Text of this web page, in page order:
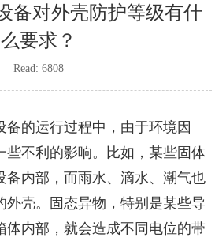
备对外壳防护等级有什
么要求？
Read: 6808
备的运行过程中，由于环境因
些不利的影响。比如，某些固体
备内部，而雨水、滴水、潮气也
外壳。固态异物，特别是某些导
体内部，就会造成不同电位的带